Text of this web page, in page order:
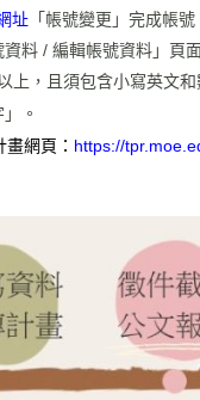
址 「帳號變更」完成帳
料 / 編輯帳號資料」頁
上，且須包含小寫英文
。
畫網頁 ： https://